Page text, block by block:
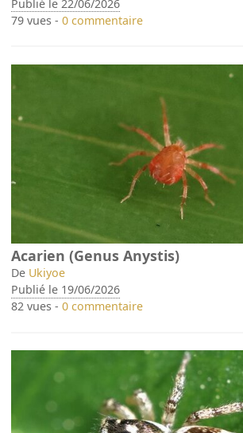
Publié le 22/06/2026
79 vues -0 commentaire
Acarien (Genus Anystis)
De Ukiyoe
Publié le 19/06/2026
82 vues -0 commentaire